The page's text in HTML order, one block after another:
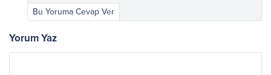
Bu Yoruma Cevap Ver
Yorum Yaz